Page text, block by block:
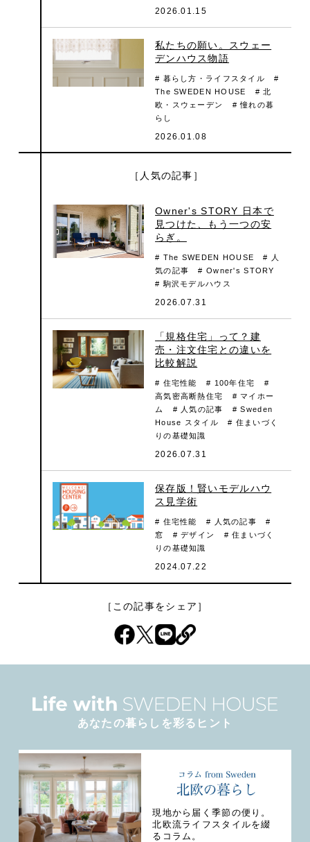
2026.01.15
私たちの願い。スウェー
デンハウス物語
# 暮らし方・ライフスタイル
#
The SWEDEN HOUSE
# 北
欧・スウェーデン
# 憧れの暮
らし
2026.01.08
［人気の記事］
Owner's STORY 日本で
見つけた、もう一つの安
らぎ。
# The SWEDEN HOUSE
# 人
気の記事
# Owner's STORY
# 駒沢モデルハウス
2026.07.31
「規格住宅」って？建
売・注文住宅との違いを
比較解説
# 住宅性能 # 100年住宅
#
高気密高断熱住宅
# マイホー
ム
# 人気の記事
# Sweden
House スタイル
# 住まいづく
りの基礎知識
2026.07.31
保存版！賢いモデルハウ
ス見学術
# 住宅性能 # 人気の記事
#
窓
# デザイン
# 住まいづく
りの基礎知識
2024.07.22
［この記事をシェア］
あなたの暮らしを彩るヒント
現地から届く季節の便り。
北欧流ライフスタイルを綴
るコラム。